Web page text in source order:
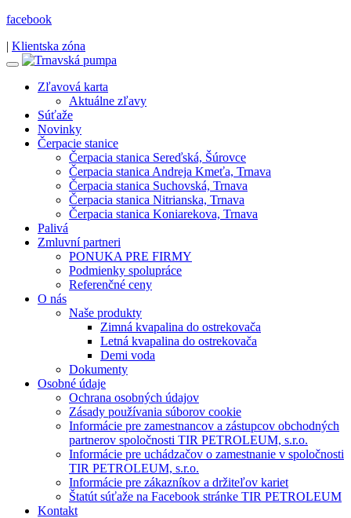
facebook
| Klientska zóna
Zľavová karta
Aktuálne zľavy
Súťaže
Novinky
Čerpacie stanice
Čerpacia stanica Sereďská, Šúrovce
Čerpacia stanica Andreja Kmeťa, Trnava
Čerpacia stanica Suchovská, Trnava
Čerpacia stanica Nitrianska, Trnava
Čerpacia stanica Koniarekova, Trnava
Palivá
Zmluvní partneri
PONUKA PRE FIRMY
Podmienky spolupráce
Referenčné ceny
O nás
Naše produkty
Zimná kvapalina do ostrekovača
Letná kvapalina do ostrekovača
Demi voda
Dokumenty
Osobné údaje
Ochrana osobných údajov
Zásady používania súborov cookie
Informácie pre zamestnancov a zástupcov obchodných
partnerov spoločnosti TIR PETROLEUM, s.r.o.
Informácie pre uchádzačov o zamestnanie v spoločnosti
TIR PETROLEUM, s.r.o.
Informácie pre zákazníkov a držiteľov kariet
Štatút súťaže na Facebook stránke TIR PETROLEUM
Kontakt